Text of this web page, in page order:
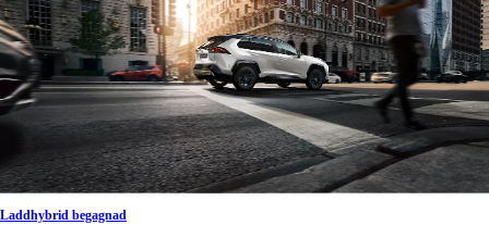
Laddhybrid begagnad